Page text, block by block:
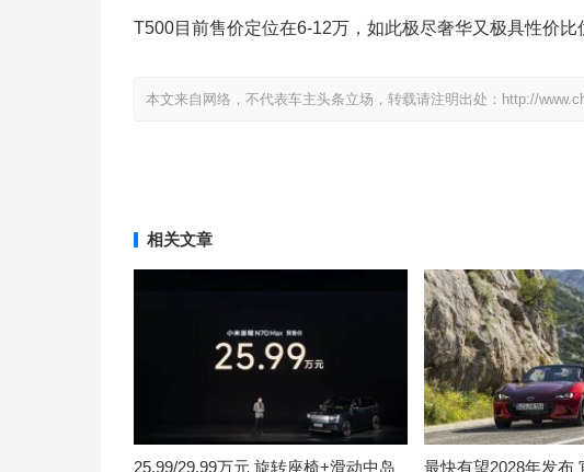
T500目前售价定位在6-12万，如此极尽奢华又极具性价
本文来自网络，不代表车主头条立场，转载请注明出处：http://
相关文章
25.99/29.99万元 旋转座椅+滑动中岛
最快有望2028年发布